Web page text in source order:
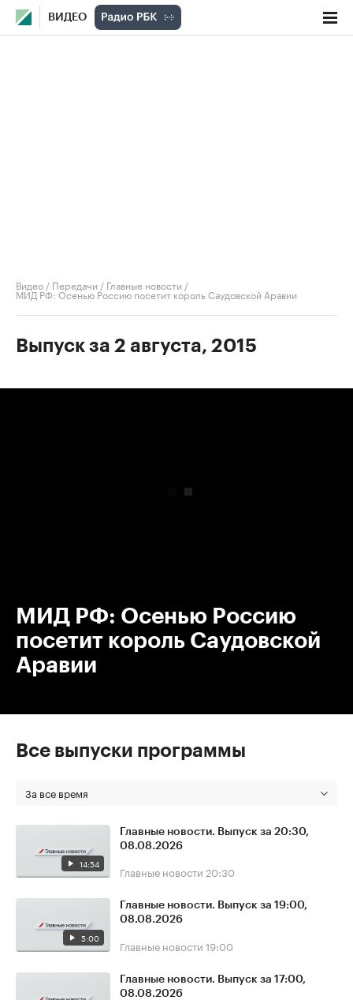
ВИДЕО
Видео / Передачи / Главные новости /
МИД РФ: Осенью Россию посетит король Саудовской Аравии
Выпуск за 2 августа, 2015
МИД РФ: Осенью Россию
посетит король Саудовской
Аравии
Все выпуски программы
За все время
14:54
Главные новости. Выпуск за 20:30,
08.08.2026
Главные новости 20:30
5:00
Главные новости. Выпуск за 19:00,
08.08.2026
Главные новости 19:00
Главные новости. Выпуск за 17:00,
08.08.2026